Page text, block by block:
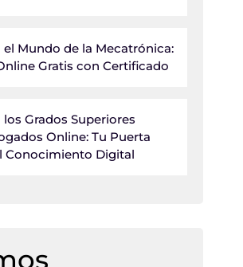
el Mundo de la Mecatrónica:
Gratis con Certificado
los Grados Superiores
Online: Tu Puerta
Conocimiento Digital